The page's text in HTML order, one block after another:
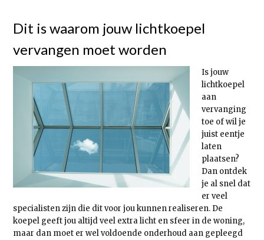
Dit is waarom jouw lichtkoepel
vervangen moet worden
Is jouw
lichtkoepel
aan
vervanging
toe of wil je
juist eentje
laten
plaatsen?
Dan ontdek
je al snel dat
er veel
specialisten zijn die dit voor jou kunnen realiseren. De
koepel geeft jou altijd veel extra licht en sfeer in de woning,
maar dan moet er wel voldoende onderhoud aan gepleegd